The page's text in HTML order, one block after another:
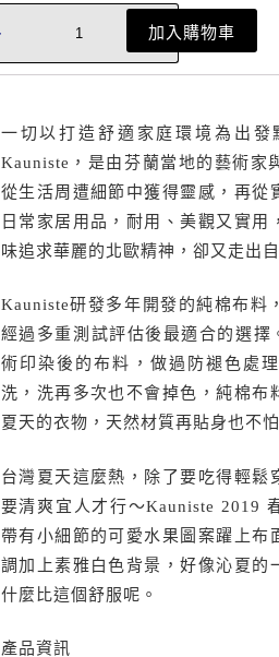
加入購物車
一切以打造舒適家庭環境為出發
Kauniste，是由芬蘭當地的藝術家
從生活周遭細節中獲得靈感，再從
日常家居用品，耐用、美觀又實用
味追求華麗的北歐精神，卻又走出
Kauniste研發多年開發的純棉布料
經過多重測試評估後最適合的選擇
術印染後的布料，做過防褪色處
洗，洗再多次也不會掉色，純棉布
夏天的衣物，天然材質再貼身也不怕
台灣夏天這麼熱，除了要吃得輕鬆
要清爽宜人才行～Kauniste 2019
帶有小細節的可愛水果圖案躍上布
調加上素雅白色背景，好像沁夏的
什麼比這個舒服呢。
產品資訊